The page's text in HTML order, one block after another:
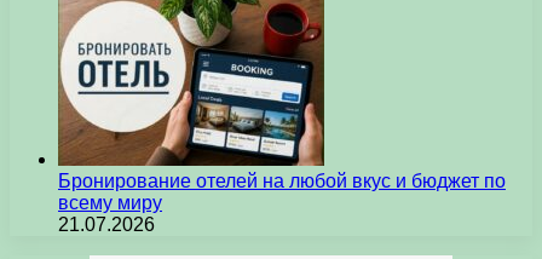
Бронирование отелей на любой вкус и бюджет по
всему миру
21.07.2026